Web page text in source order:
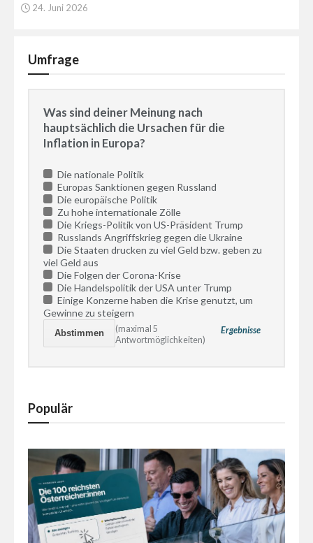
24. Juni 2026
Umfrage
Was sind deiner Meinung nach
hauptsächlich die Ursachen für die
Inflation in Europa?
Die nationale Politik
Europas Sanktionen gegen Russland
Die europäische Politik
Zu hohe internationale Zölle
Die Kriegs-Politik von US-Präsident Trump
Russlands Angriffskrieg gegen die Ukraine
Die Staaten drucken zu viel Geld bzw. geben zu
viel Geld aus
Die Folgen der Corona-Krise
Die Handelspolitik der USA unter Trump
Einige Konzerne haben die Krise genutzt, um
Gewinne zu steigern
Ergebnisse
(maximal 5
Antwortmöglichkeiten)
Populär